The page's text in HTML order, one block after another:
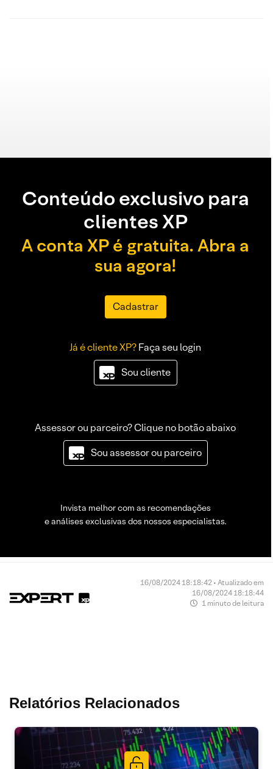
Conteúdo exclusivo para
clientes XP
A conta XP é gratuita. Abra a
sua agora!
Cadastrar
Já é cliente XP?Faça seu login
Sou cliente
Assessor ou parceiro? Clique no botão abaixo
Sou assessor ou parceiro
Invista melhor com as recomendações
e análises exclusivas dos nossos especialistas.
16/08/2024 18:18:42 • Atualizado em
16/08/2024 18:18:44
1 minuto de leitura
Relatórios Relacionados